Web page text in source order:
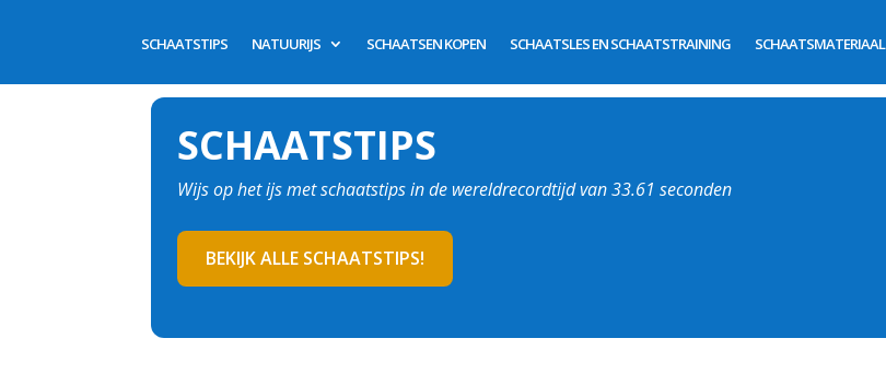
SCHAATSTIPS NATUURIJS SCHAATSEN KOPEN SCHAATSLES EN SCHAATSTRAINING SCHAATSMATERIAAL
SCHAATSTIPS
Wijs op het ijs met schaatstips in de wereldrecordtijd van 33.61 seconden
BEKIJK ALLE SCHAATSTIPS!